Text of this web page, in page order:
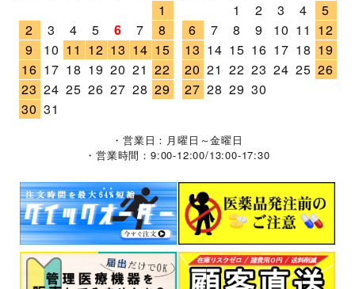
1
2
3 4 5 6 7
8
9
10 11 12 13 14 15
16 17 18 19 20 21 22
23 24 25 26 27 28 29
30 31
1
2 3 4
5
6
7 8 9 10 11 12
13 14 15 16 17 18 19
20 21 22 23 24 25 26
27 28 29 30
・営業日：月曜日～金曜日
・営業時間：9:00-12:00/13:00-17:30